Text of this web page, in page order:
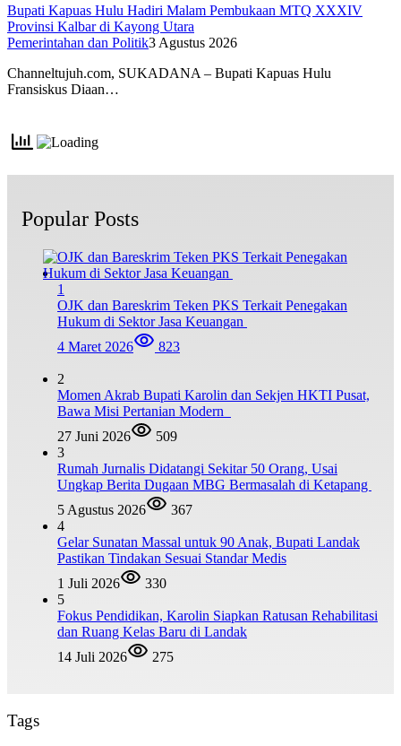
Bupati Kapuas Hulu Hadiri Malam Pembukaan MTQ XXXIV
Provinsi Kalbar di Kayong Utara
Pemerintahan dan Politik3 Agustus 2026
Channeltujuh.com, SUKADANA – Bupati Kapuas Hulu
Fransiskus Diaan…
Popular Posts
1
OJK dan Bareskrim Teken PKS Terkait Penegakan
Hukum di Sektor Jasa Keuangan
4 Maret 2026
823
2
Momen Akrab Bupati Karolin dan Sekjen HKTI Pusat,
Bawa Misi Pertanian Modern
27 Juni 2026
509
3
Rumah Jurnalis Didatangi Sekitar 50 Orang, Usai
Ungkap Berita Dugaan MBG Bermasalah di Ketapang
5 Agustus 2026
367
4
Gelar Sunatan Massal untuk 90 Anak, Bupati Landak
Pastikan Tindakan Sesuai Standar Medis
1 Juli 2026
330
5
Fokus Pendidikan, Karolin Siapkan Ratusan Rehabilitasi
dan Ruang Kelas Baru di Landak
14 Juli 2026
275
Tags